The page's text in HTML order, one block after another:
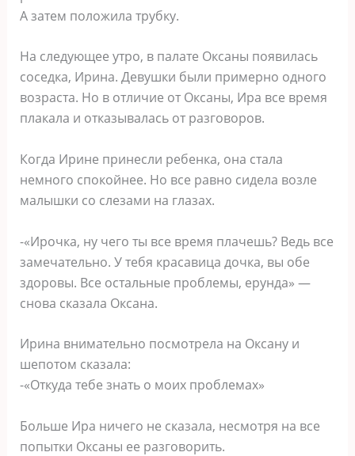
А затем положила трубку.
На следующее утро, в палате Оксаны появилась
соседка, Ирина. Девушки были примерно одного
возраста. Но в отличие от Оксаны, Ира все время
плакала и отказывалась от разговоров.
Когда Ирине принесли ребенка, она стала
немного спокойнее. Но все равно сидела возле
малышки со слезами на глазах.
-«Ирочка, ну чего ты все время плачешь? Ведь все
замечательно. У тебя красавица дочка, вы обе
здоровы. Все остальные проблемы, ерунда» —
снова сказала Оксана.
Ирина внимательно посмотрела на Оксану и
шепотом сказала:
-«Откуда тебе знать о моих проблемах»
Больше Ира ничего не сказала, несмотря на все
попытки Оксаны ее разговорить.